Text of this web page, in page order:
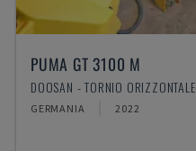
PUMA GT 3100 M
DOOSAN - TORNIO ORIZZONTALE
GERMANIA 2022